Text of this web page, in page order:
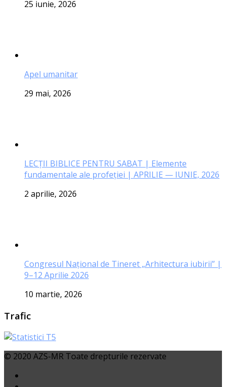
25 iunie, 2026
Apel umanitar
29 mai, 2026
LECŢII BIBLICE PENTRU SABAT | Elemente
fundamentale ale profeției | APRILIE — IUNIE, 2026
2 aprilie, 2026
Congresul Național de Tineret „Arhitectura iubirii” |
9–12 Aprilie 2026
10 martie, 2026
Trafic
© 2020 AZS-MR Toate drepturile rezervate